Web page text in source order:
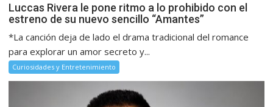
Luccas Rivera le pone ritmo a lo prohibido con el
estreno de su nuevo sencillo “Amantes”
*La canción deja de lado el drama tradicional del romance
para explorar un amor secreto y...
Curiosidades y Entretenimiento